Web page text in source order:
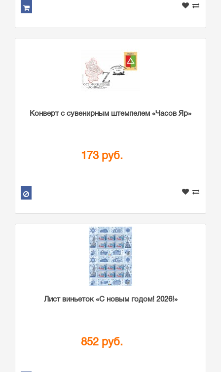
Конверт с сувенирным штемпелем «Часов Яр»
173 руб.
Лист виньеток «С новым годом! 2026!»
852 руб.